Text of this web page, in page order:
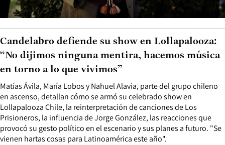
Matías Ávila, María Lobos y Nahuel Alavia, parte del grupo chileno
en ascenso, detallan cómo se armó su celebrado show en
Lollapalooza Chile, la reinterpretación de canciones de Los
Prisioneros, la influencia de Jorge González, las reacciones que
provocó su gesto político en el escenario y sus planes a futuro. "Se
vienen hartas cosas para Latinoamérica este año".
Candelabro defiende su show en Lollapalooza:
“No dijimos ninguna mentira, hacemos música
en torno a lo que vivimos”